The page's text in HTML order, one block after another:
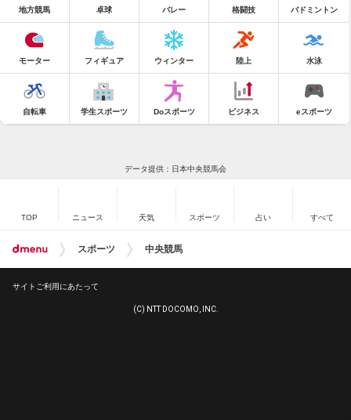
地方競馬 卓球 バレー 格闘技 バドミントン
モーター フィギュア ウィンター 陸上 水泳
自転車 学生スポーツ Doスポーツ ビジネス eスポーツ
データ提供：日本中央競馬会
TOP ニュース 天気 スポーツ 占い すべて
スポーツ 中央競馬
サイトご利用にあたって
(C) NTT DOCOMO, INC.